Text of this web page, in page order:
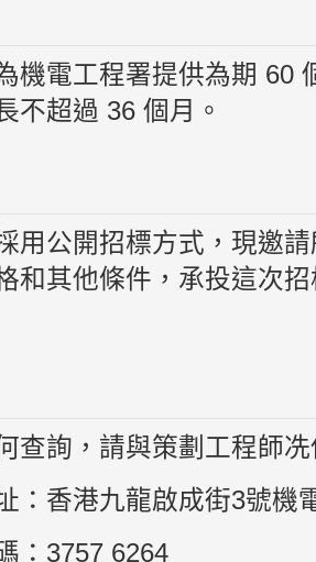
機電工程署提供為期 60
不超過 36 個月。
用公開招標方式，現邀
和其他條件，承投這次
查詢，請與策劃工程師
：香港九龍啟成街3號機
：3757 6264